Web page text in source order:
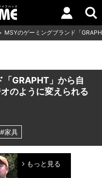
MSYのゲーミングブランド「
GRAPHT」から自
のように変えられる
#家具
arrow_forward_ios もっと見る